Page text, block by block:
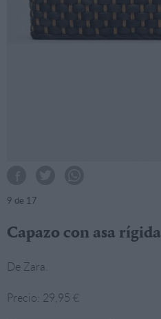
9 de 17
Capazo con asa rígida
De Zara.
Precio: 29,95 €